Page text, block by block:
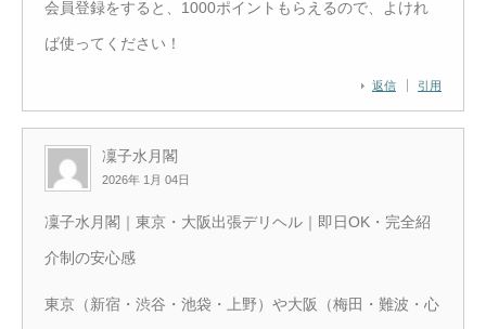
返信 引用
会員登録をすると、1000ポイントもらえるので、よけれ
ば使ってください！
凜子水月閣
2026年 1月 04日
凜子水月閣｜東京・大阪出張デリヘル｜即日OK・完全紹
介制の安心感
東京（新宿・渋谷・池袋・上野）や大阪（梅田・難波・心